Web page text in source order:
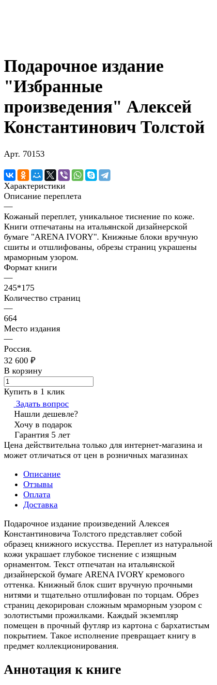
Подарочное издание
"Избранные
произведения" Алексей
Константинович Толстой
Арт. 70153
Характеристики
Описание переплета
—
Кожаный переплет, уникальное тиснение по коже.
Книги отпечатаны на итальянской дизайнерской
бумаге "ARENA IVORY". Книжные блоки вручную
сшиты и отшлифованы, обрезы страниц украшены
мраморным узором.
Формат книги
—
245*175
Количество страниц
—
664
Место издания
—
Россия.
32 600 ₽
В корзину
Купить в 1 клик
Задать вопрос
Нашли дешевле?
Хочу в подарок
Гарантия 5 лет
Цена действительна только для интернет-магазина и
может отличаться от цен в розничных магазинах
Описание
Отзывы
Оплата
Доставка
Подарочное издание произведений Алексея
Константиновича Толстого представляет собой
образец книжного искусства. Переплет из натуральной
кожи украшает глубокое тиснение с изящным
орнаментом. Текст отпечатан на итальянской
дизайнерской бумаге ARENA IVORY кремового
оттенка. Книжный блок сшит вручную прочными
нитями и тщательно отшлифован по торцам. Обрез
страниц декорирован сложным мраморным узором с
золотистыми прожилками. Каждый экземпляр
помещен в прочный футляр из картона с бархатистым
покрытием. Такое исполнение превращает книгу в
предмет коллекционирования.
Аннотация к книге